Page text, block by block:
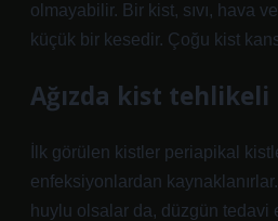
olmayabilir. Bir kist, sıvı, hava
küçük bir kesedir. Çoğu kist
Ağızda kist tehlikeli
İlk görülen kistler periapikal
enfeksiyonlardan
huylu olsalar da, düzgün tedavi